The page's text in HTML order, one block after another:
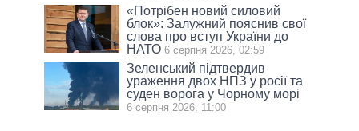
«Потрібен новий силовий
блок»: Залужний пояснив свої
слова про вступ України до
НАТО 6 серпня 2026, 02:59
Зеленський підтвердив
ураження двох НПЗ у росії та
суден ворога у Чорному морі
6 серпня 2026, 11:00